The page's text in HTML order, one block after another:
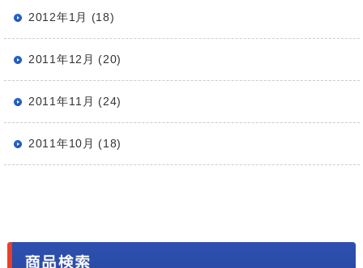
2012年1月 (18)
2011年12月 (20)
2011年11月 (24)
2011年10月 (18)